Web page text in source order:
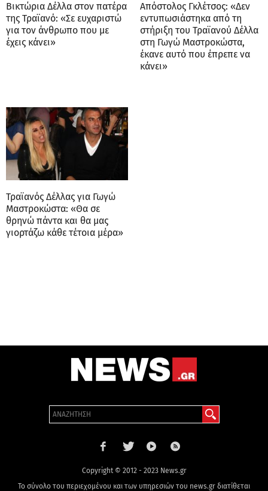
Βικτώρια Δέλλα στον πατέρα
της Τραϊανό: «Σε ευχαριστώ
για τον άνθρωπο που με
έχεις κάνει»
Απόστολος Γκλέτσος: «Δεν
εντυπωσιάστηκα από τη
στήριξη του Τραϊανού Δέλλα
στη Γωγώ Μαστροκώστα,
έκανε αυτό που έπρεπε να
κάνει»
Τραϊανός Δέλλας για Γωγώ
Μαστροκώστα: «Θα σε
θρηνώ πάντα και θα μας
γιορτάζω κάθε τέτοια μέρα»
Copyright © 2012 - 2023 News.gr
Το σύνολο του περιεχομένου και των υπηρεσιών του news.gr διατίθεται